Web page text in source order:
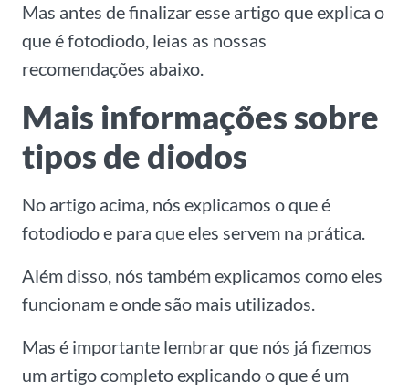
Mas antes de finalizar esse artigo que explica o
que é fotodiodo, leias as nossas
recomendações abaixo.
Mais informações sobre
tipos de diodos
No artigo acima, nós explicamos o que é
fotodiodo e para que eles servem na prática.
Além disso, nós também explicamos como eles
funcionam e onde são mais utilizados.
Mas é importante lembrar que nós já fizemos
um artigo completo explicando o que é um